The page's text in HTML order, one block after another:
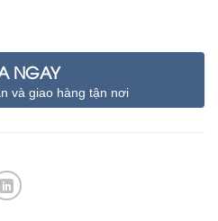
NGAY
và giao hàng tận nơi